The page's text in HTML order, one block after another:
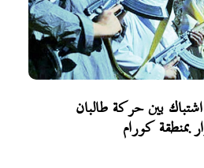
بين حركة طالبان
بمنطقة كورام